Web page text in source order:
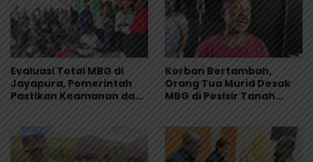
Evaluasi Total MBG di
Jayapura, Pemerintah
Pastikan Keamanan dan
Korban Bertambah,
Orang Tua Murid Desak
MBG di Pesisir Tanah